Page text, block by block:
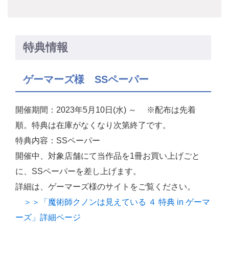
特典情報
ゲーマーズ様 SSペーパー
開催期間：2023年5月10日(水) ～ ※配布は先着
順。特典は在庫がなくなり次第終了です。
特典内容：SSペーパー
開催中、対象店舗にて当作品を1冊お買い上げごと
に、SSペーパーを差し上げます。
詳細は、ゲーマーズ様のサイトをご覧ください。
＞＞「魔術師クノンは見えている ４ 特典 in ゲーマ
ーズ」詳細ページ